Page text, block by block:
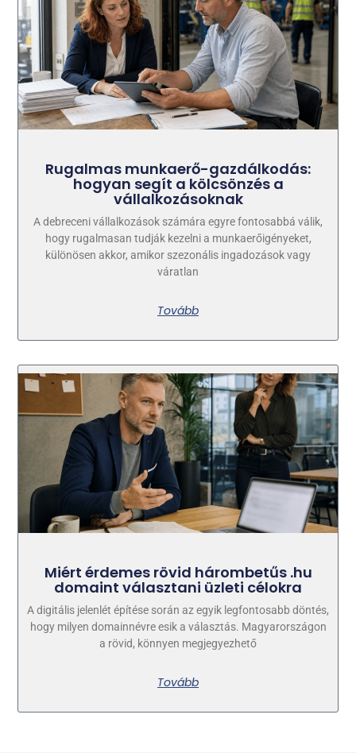
Rugalmas munkaerő-gazdálkodás:
hogyan segít a kölcsönzés a
vállalkozásoknak
A debreceni vállalkozások számára egyre fontosabbá válik,
hogy rugalmasan tudják kezelni a munkaerőigényeket,
különösen akkor, amikor szezonális ingadozások vagy
váratlan
Tovább
Miért érdemes rövid hárombetűs .hu
domaint választani üzleti célokra
A digitális jelenlét építése során az egyik legfontosabb döntés,
hogy milyen domainnévre esik a választás. Magyarországon
a rövid, könnyen megjegyezhető
Tovább